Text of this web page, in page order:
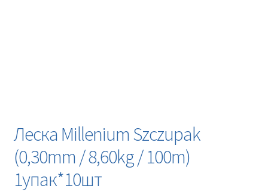
Леска Millenium Szczupak
(0,30mm / 8,60kg / 100m)
1упак*10шт